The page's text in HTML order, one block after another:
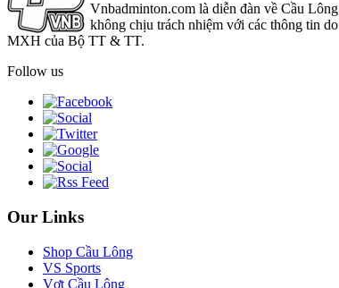
Vnbadminton.com là diễn đàn về Cầu
không chịu trách nhiệm với các thông tin
MXH của Bộ TT & TT.
Follow us
Our Links
Shop Cầu Lông
VS Sports
Vợt Cầu Lông